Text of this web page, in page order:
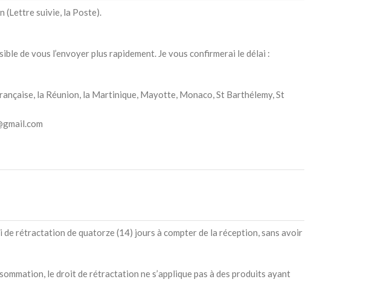
(Lettre suivie, la Poste).
de vous l’envoyer plus rapidement. Je vous confirmerai le délai :
la Réunion, la Martinique, Mayotte, Monaco, St Barthélemy, St
rétractation de quatorze (14) jours à compter de la réception, sans avoir
le droit de rétractation ne s’applique pas à des produits ayant